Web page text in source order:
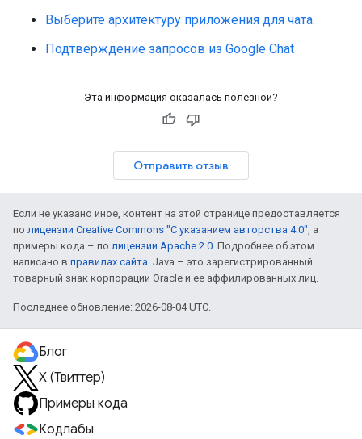
Выберите архитектуру приложения для чата.
Подтверждение запросов из Google Chat
Эта информация оказалась полезной?
Отправить отзыв
Если не указано иное, контент на этой странице предоставляется
по лицензии Creative Commons "С указанием авторства 4.0", а
примеры кода – по лицензии Apache 2.0. Подробнее об этом
написано в правилах сайта. Java – это зарегистрированный
товарный знак корпорации Oracle и ее аффилированных лиц.
Последнее обновление: 2026-08-04 UTC.
Блог
X (Твиттер)
Примеры кода
Кодлабы